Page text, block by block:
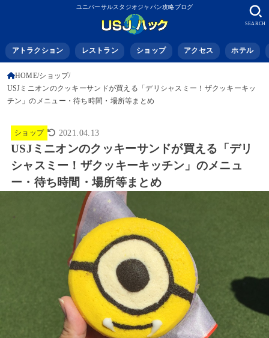
ユニバーサルスタジオジャパン攻略ブログ
アトラクション レストラン ショップ アクセス ホテル
SEARCH
HOME ショップ
USJミニオンのクッキーサンドが買える「デリシャスミー！ザクッキーキッ
チン」のメニュー・待ち時間・場所等まとめ
ショップ 2021.04.13
USJミニオンのクッキーサンドが買える「デリ
シャスミー！ザクッキーキッチン」のメニュ
ー・待ち時間・場所等まとめ